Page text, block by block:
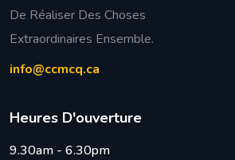
De Réaliser Des Choses
Extraordinaires Ensemble.
info@ccmcq.ca
Heures D'ouverture
9.30am - 6.30pm